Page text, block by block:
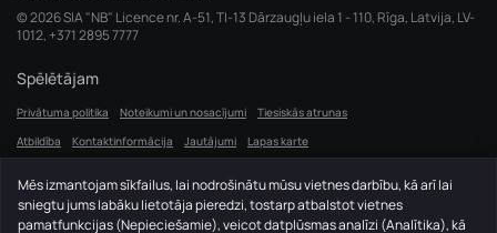
© 2026 SIA "NB" Licence nr. A-51, TI-13 Dārzaugļu iela 1 - 110, Rīga, Latvija, LV-
1012, +371 2895 7777
Spēlētājam
Privātuma politika Noteikumi un nosacījumi
Tiesiskās atrunas
Atbildība
Kontaktinformācija Jautājumi Lapas karte
Casino 777
Live Kazino Sloti Bonusi un akcijas Sporta likmes
Mēs izmantojam sīkfailus, lai nodrošinātu mūsu vietnes darbību, kā arī lai
sniegtu jums labāku lietotāja pieredzi, tostarp atbalstot vietnes
pamatfunkcijas (Nepieciešamie), veicot datplūsmas analīzi (Analītika), kā